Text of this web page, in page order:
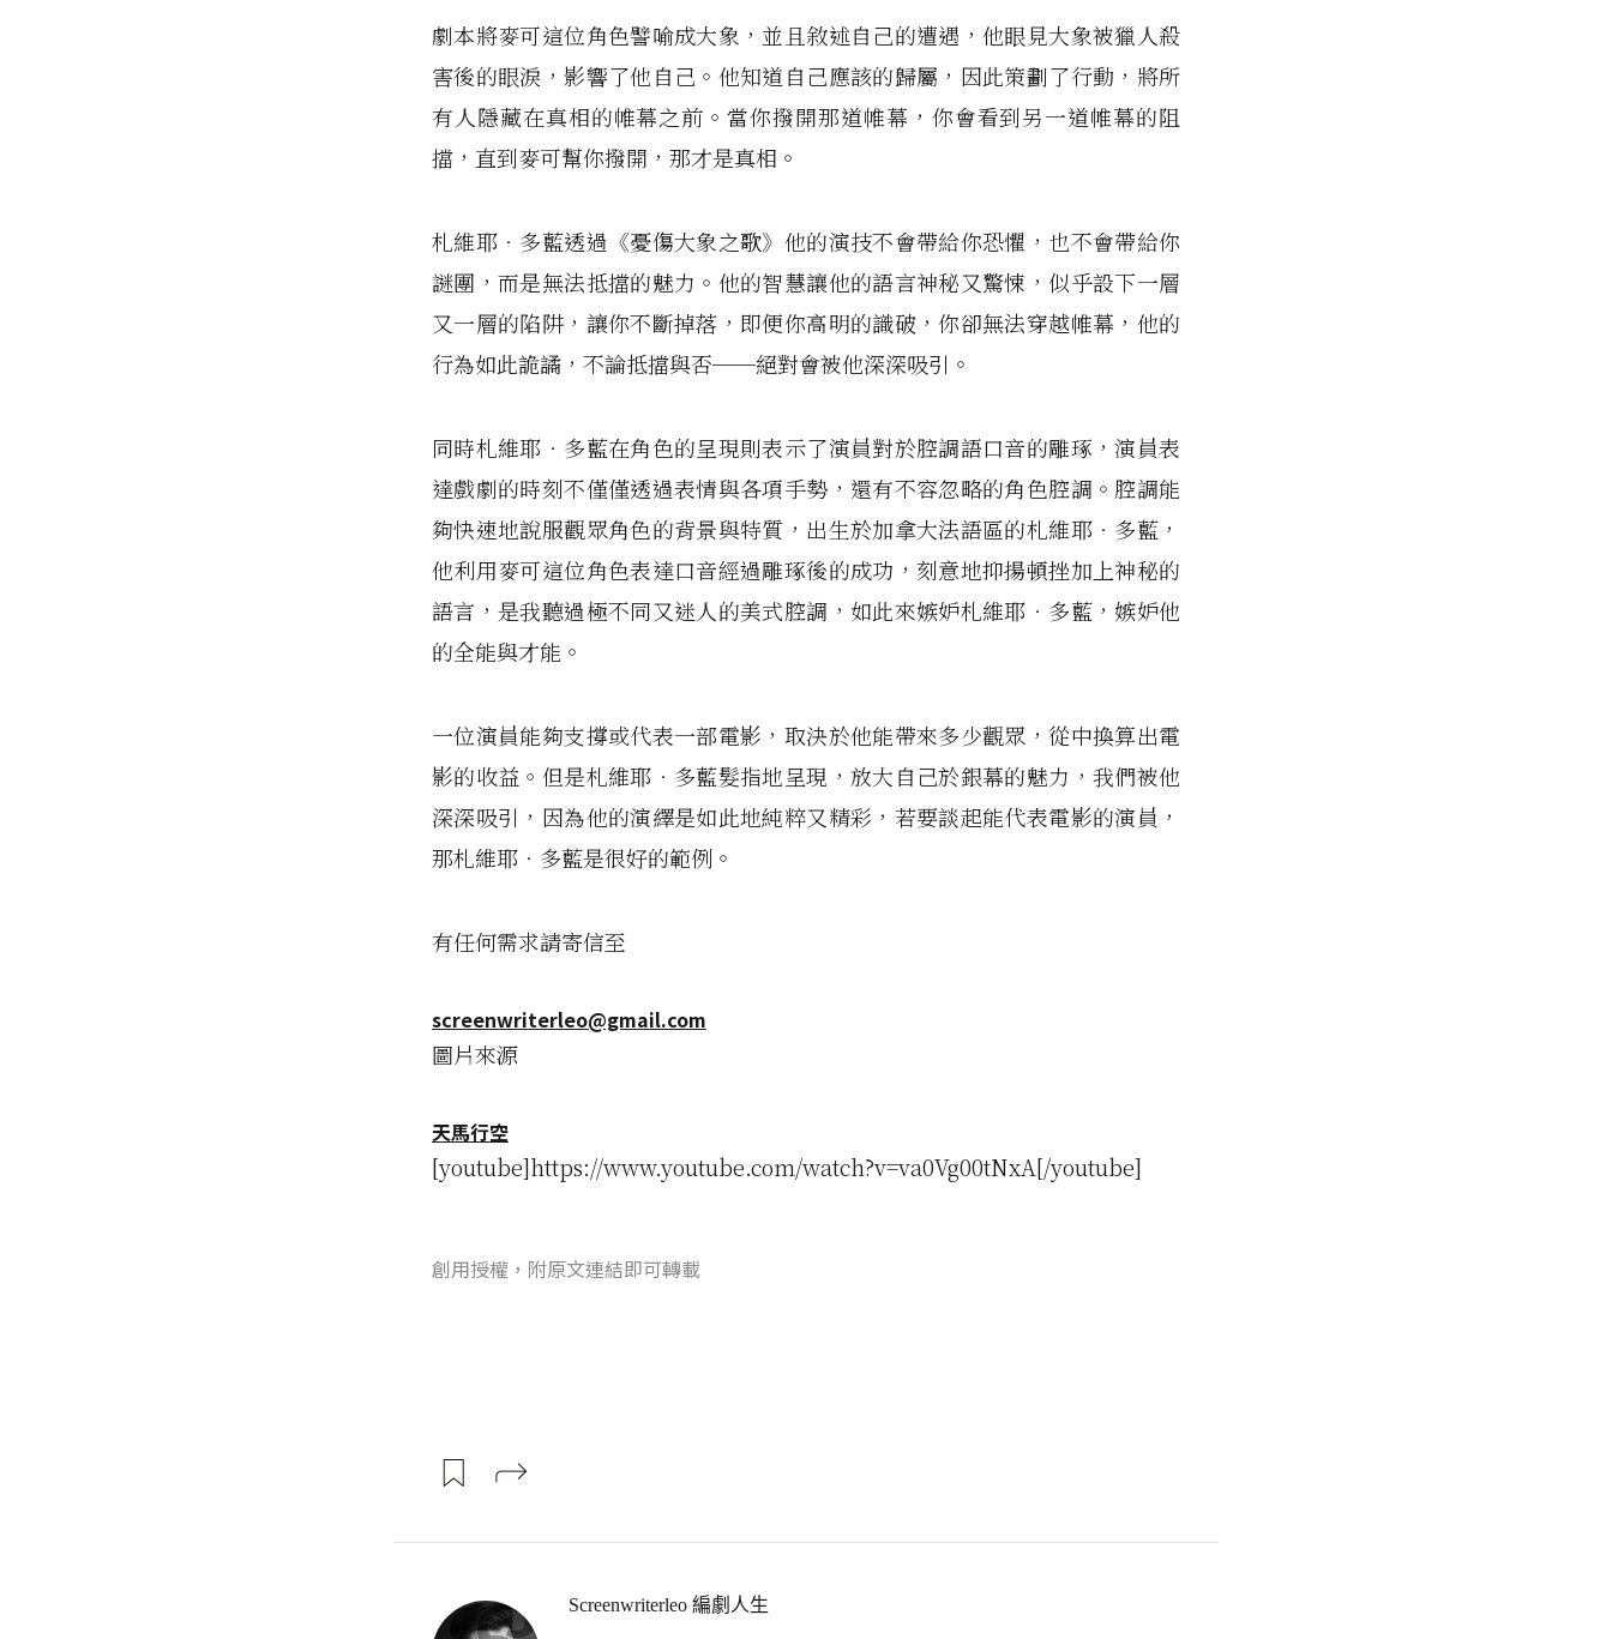
劇本將麥可這位角色譬喻成大象，並且敘述自己的遭遇，他眼見大象被獵人殺
害後的眼淚，影響了他自己。他知道自己應該的歸屬，因此策劃了行動，將所
有人隱藏在真相的帷幕之前。當你撥開那道帷幕，你會看到另一道帷幕的阻
擋，直到麥可幫你撥開，那才是真相。
札維耶‧多藍透過《憂傷大象之歌》他的演技不會帶給你恐懼，也不會帶給你
謎團，而是無法抵擋的魅力。他的智慧讓他的語言神秘又驚悚，似乎設下一層
又一層的陷阱，讓你不斷掉落，即便你高明的識破，你卻無法穿越帷幕，他的
行為如此詭譎，不論抵擋與否──絕對會被他深深吸引。
同時札維耶‧多藍在角色的呈現則表示了演員對於腔調語口音的雕琢，演員表
達戲劇的時刻不僅僅透過表情與各項手勢，還有不容忽略的角色腔調。腔調能
夠快速地說服觀眾角色的背景與特質，出生於加拿大法語區的札維耶‧多藍，
他利用麥可這位角色表達口音經過雕琢後的成功，刻意地抑揚頓挫加上神秘的
語言，是我聽過極不同又迷人的美式腔調，如此來嫉妒札維耶‧多藍，嫉妒他
的全能與才能。
一位演員能夠支撐或代表一部電影，取決於他能帶來多少觀眾，從中換算出電
影的收益。但是札維耶‧多藍髮指地呈現，放大自己於銀幕的魅力，我們被他
深深吸引，因為他的演繹是如此地純粹又精彩，若要談起能代表電影的演員，
那札維耶‧多藍是很好的範例。
有任何需求請寄信至
screenwriterleo@gmail.com
圖片來源
天馬行空
[youtube]https://www.youtube.com/watch?v=va0Vg00tNxA[/youtube]
創用授權，附原文連結即可轉載
Screenwriterleo 編劇人生